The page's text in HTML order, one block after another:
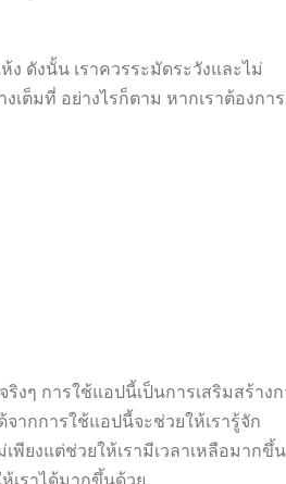
ดังนั้น เราควรระมัดระวังและไม่
เต็มที่ อย่างไรก็ตาม หากเราต้องการ
ๆ การใช้แอปนี้เป็นการเสริมสร้างก
ากการใช้แอปนี้จะช่วยให้เรารู้จัก
ยงแต่ช่วยให้เรามีเวลาเหลือมากขึ้น